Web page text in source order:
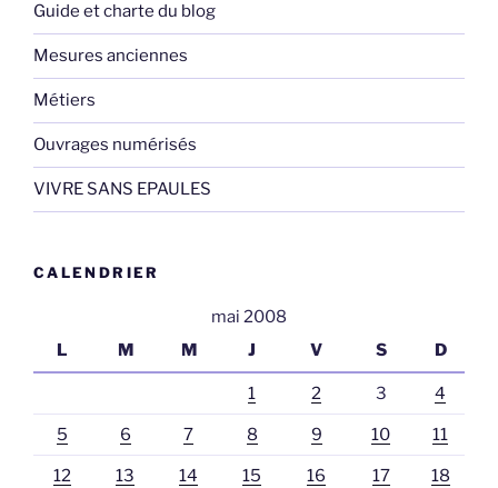
Guide et charte du blog
Mesures anciennes
Métiers
Ouvrages numérisés
VIVRE SANS EPAULES
CALENDRIER
mai 2008
L
M M J V S D
1 2 3 4
5 6 7 8 9 10 11
12 13 14 15 16 17 18